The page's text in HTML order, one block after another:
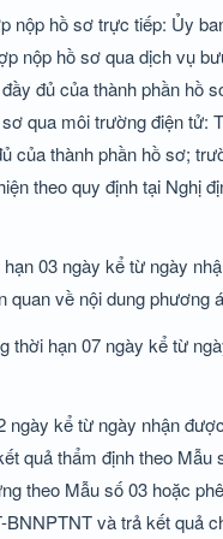
hồ sơ trực tiếp: Ủy
nộp hồ sơ qua dịch vụ
đủ của thành phần hồ
qua môi trường điện tử:
thành phần hồ sơ;
theo quy định tại Nghị
03 ngày kể từ ngày
về nội dung phương
hạn 07 ngày kể từ
kể từ ngày nhận
quả thẩm định theo
theo Mẫu số 03 hoặc
và trả kết quả